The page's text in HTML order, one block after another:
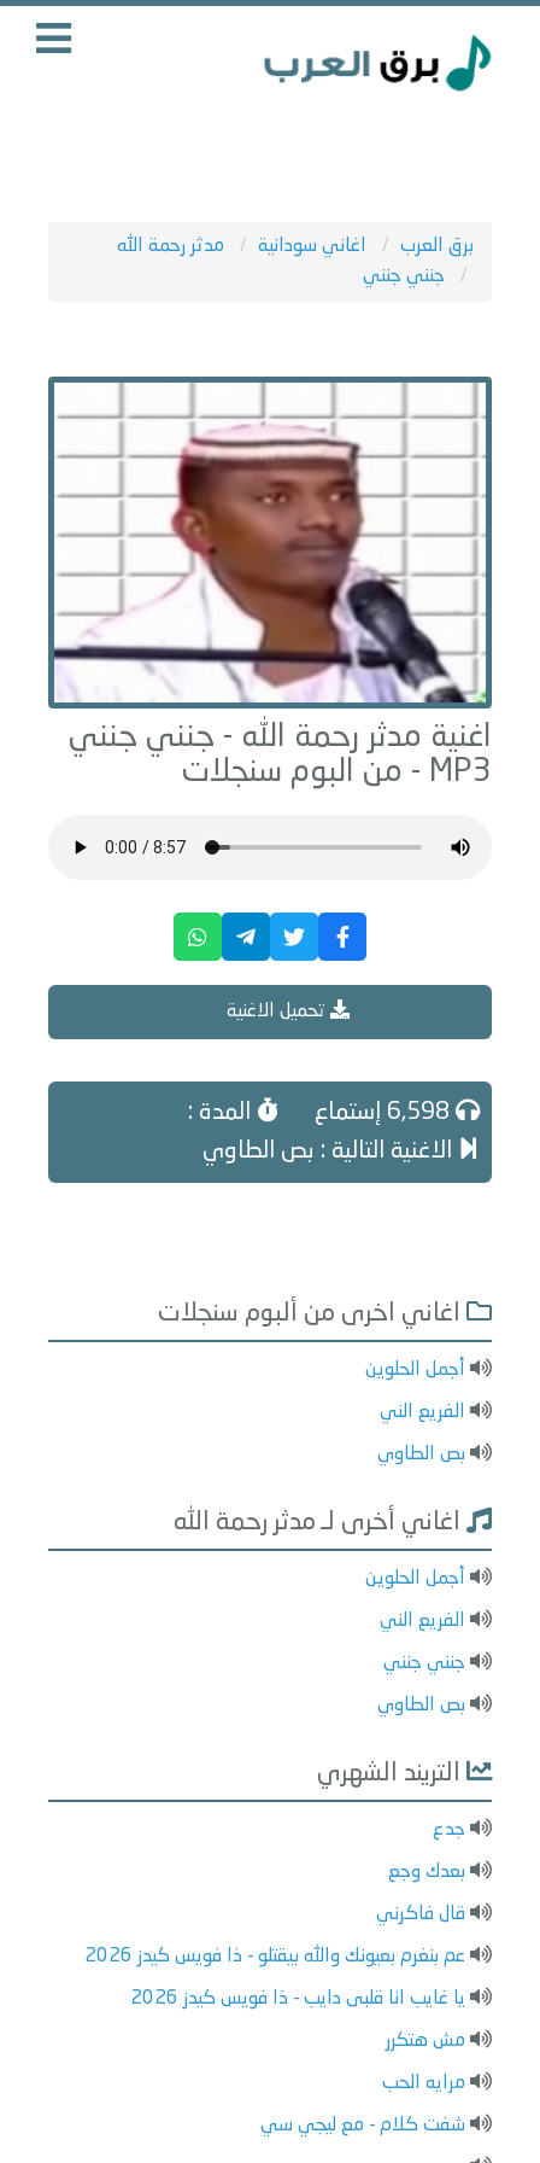
برق العرب اغاني سودانية
مدثر رحمة الله
جنني جنني
اغنية مدثر رحمة الله - جنني جنني
MP3 - من البوم
سنجلات
تحميل الاغنية
المدة :
الاغنية التالية : بص الطاوي
اغاني اخرى من ألبوم سنجلات
أجمل الحلوين
الفريع الني
بص الطاوي
اغاني أخرى لـ مدثر رحمة الله
أجمل الحلوين
الفريع الني
جنني جنني
بص الطاوي
التريند الشهري
جدع
بعدك وجع
قال فاكرني
عم بنغرم بعيونك والله بيقتلو - ذا فويس كيدز 2026
يا غايب انا قلبى دايب - ذا فويس كيدز 2026
مش هتكرر
مرايه الحب
شفت كلام - مع ليجي سي